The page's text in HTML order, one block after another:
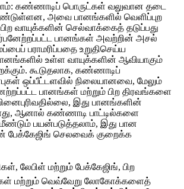
கண்ணாடிப் பொருட்கள் வலுவான தடை
அவை பானங்களில் வெளிப்புற
வாயுக்களின் செல்வாக்கைத் தடுப்பது
பானங்கள் அவற்றின் அசல்
பராமரிப்பதை உறுதிசெய்ய
உள்ள வாயுக்களின் ஆவியாகும்
கூடுதலாக, கண்ணாடிப்
ஒப்பீட்டளவில் நிலையானவை, மேலும்
பானங்கள் மற்றும் பிற திரவங்களை
இது பானங்களின்
ஆனால் கண்ணாடி பாட்டில்களை
மீண்டும் பயன்படுத்தலாம், இது பான
பேக்கேஜிங் செலவைக் குறைக்க
லேபிள் மற்றும் பேக்கேஜிங், பிற
மற்றும் வெவ்வேறு லோகோக்களைத்